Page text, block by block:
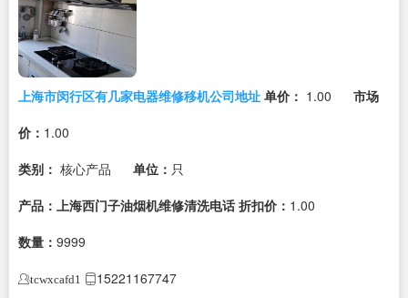
上海市闵行区有几家电器维修移机公司地址 单价： 1.00
市场
价： 1.00
类别： 核心产品 单位： 只
产品：上海西门子油烟机维修清洗电话 折扣价： 1.00
数量： 9999
tcwxcafd1 15221167747